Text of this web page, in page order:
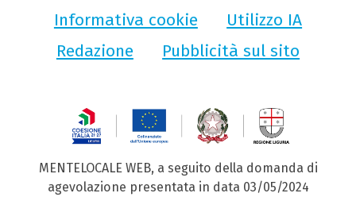
Informativa cookie
Utilizzo IA
Redazione
Pubblicità sul sito
MENTELOCALE WEB, a seguito della domanda di
agevolazione presentata in data 03/05/2024